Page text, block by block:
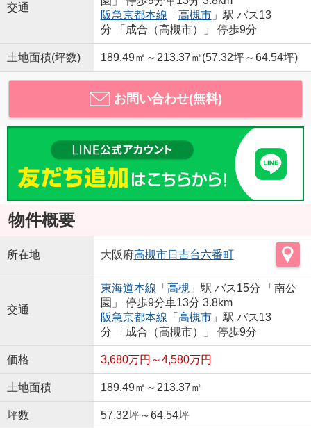
交通
阪急京都本線 「 高槻市」駅 バス13
分 「成合（高槻市）」 停歩9分
土地面積(坪数) 189.49㎡～213.37㎡(57.32坪～64.54坪)
お問い合わせ(無料)
物件概要
所在地 大阪府高槻市日吉台六番町
交通
東海道本線 「 高槻 」駅 バス15分 「南公
園」 停歩9分車13分 3.8km
阪急京都本線 「 高槻市」駅 バス13
分 「成合（高槻市）」 停歩9分
価格 3,680万円～4,580万円
土地面積 189.49㎡～213.37㎡
坪数 57.32坪～64.54坪